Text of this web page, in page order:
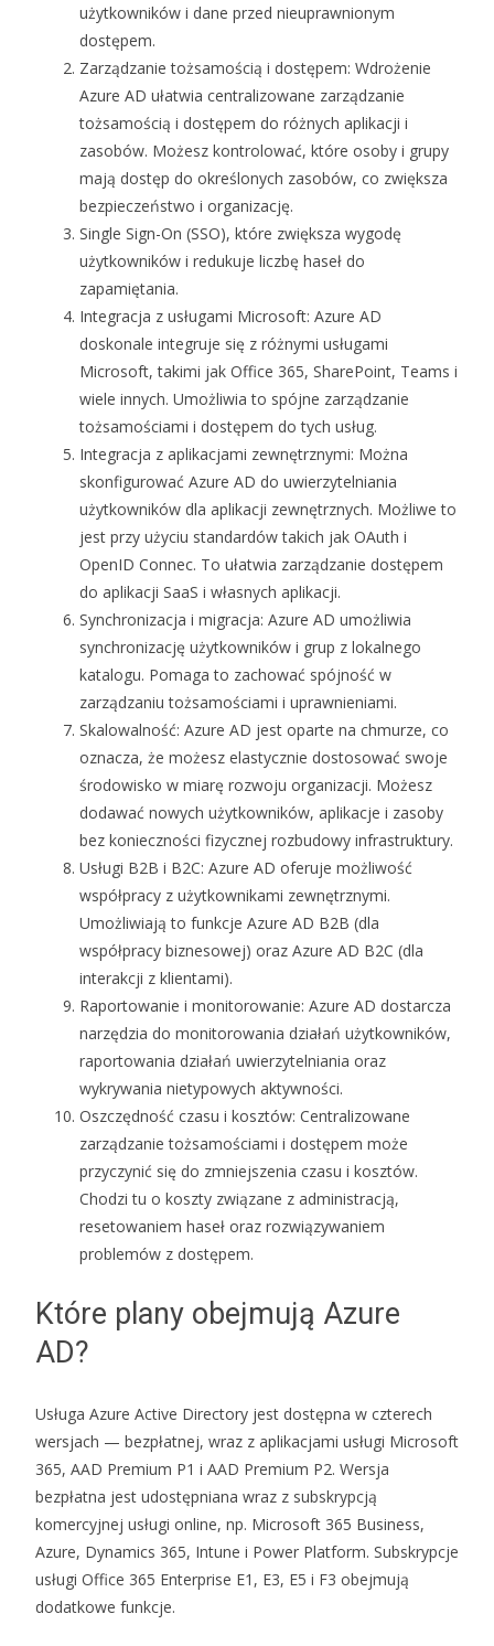
użytkowników i dane przed nieuprawnionym
dostępem.
Zarządzanie tożsamością i dostępem: Wdrożenie
Azure AD ułatwia centralizowane zarządzanie
tożsamością i dostępem do różnych aplikacji i
zasobów. Możesz kontrolować, które osoby i grupy
mają dostęp do określonych zasobów, co zwiększa
bezpieczeństwo i organizację.
Single Sign-On (SSO), które zwiększa wygodę
użytkowników i redukuje liczbę haseł do
zapamiętania.
Integracja z usługami Microsoft: Azure AD
doskonale integruje się z różnymi usługami
Microsoft, takimi jak Office 365, SharePoint, Teams i
wiele innych. Umożliwia to spójne zarządzanie
tożsamościami i dostępem do tych usług.
Integracja z aplikacjami zewnętrznymi: Można
skonfigurować Azure AD do uwierzytelniania
użytkowników dla aplikacji zewnętrznych. Możliwe to
jest przy użyciu standardów takich jak OAuth i
OpenID Connec. To ułatwia zarządzanie dostępem
do aplikacji SaaS i własnych aplikacji.
Synchronizacja i migracja: Azure AD umożliwia
synchronizację użytkowników i grup z lokalnego
katalogu. Pomaga to zachować spójność w
zarządzaniu tożsamościami i uprawnieniami.
Skalowalność: Azure AD jest oparte na chmurze, co
oznacza, że ​​możesz elastycznie dostosować swoje
środowisko w miarę rozwoju organizacji. Możesz
dodawać nowych użytkowników, aplikacje i zasoby
bez konieczności fizycznej rozbudowy infrastruktury.
Usługi B2B i B2C: Azure AD oferuje możliwość
współpracy z użytkownikami zewnętrznymi.
Umożliwiają to funkcje Azure AD B2B (dla
współpracy biznesowej) oraz Azure AD B2C (dla
interakcji z klientami).
Raportowanie i monitorowanie: Azure AD dostarcza
narzędzia do monitorowania działań użytkowników,
raportowania działań uwierzytelniania oraz
wykrywania nietypowych aktywności.
Oszczędność czasu i kosztów: Centralizowane
zarządzanie tożsamościami i dostępem może
przyczynić się do zmniejszenia czasu i kosztów.
Chodzi tu o koszty związane z administracją,
resetowaniem haseł oraz rozwiązywaniem
problemów z dostępem.
Które plany obejmują Azure
AD?
Usługa Azure Active Directory jest dostępna w czterech
wersjach — bezpłatnej, wraz z aplikacjami usługi Microsoft
365, AAD Premium P1 i AAD Premium P2. Wersja
bezpłatna jest udostępniana wraz z subskrypcją
komercyjnej usługi online, np. Microsoft 365 Business,
Azure, Dynamics 365, Intune i Power Platform. Subskrypcje
usługi Office 365 Enterprise E1, E3, E5 i F3 obejmują
dodatkowe funkcje.